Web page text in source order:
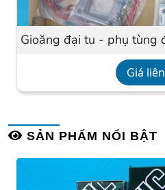
Gioăng đại tu - phụ tùng
Giá
SẢN PHẨM NỔI BẬT